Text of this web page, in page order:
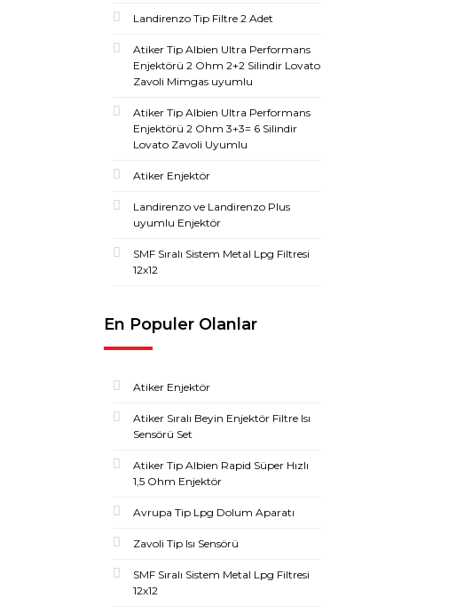
Landirenzo Tip Filtre 2 Adet
Atiker Tip Albien Ultra Performans
Enjektörü 2 Ohm 2+2 Silindir Lovato
Zavoli Mimgas uyumlu
Atiker Tip Albien Ultra Performans
Enjektörü 2 Ohm 3+3= 6 Silindir
Lovato Zavoli Uyumlu
Atiker Enjektör
Landirenzo ve Landirenzo Plus
uyumlu Enjektör
SMF Sıralı Sistem Metal Lpg Filtresi
12x12
En Populer Olanlar
Atiker Enjektör
Atiker Sıralı Beyin Enjektör Filtre Isı
Sensörü Set
Atiker Tip Albien Rapid Süper Hızlı
1,5 Ohm Enjektör
Avrupa Tip Lpg Dolum Aparatı
Zavoli Tip Isı Sensörü
SMF Sıralı Sistem Metal Lpg Filtresi
12x12